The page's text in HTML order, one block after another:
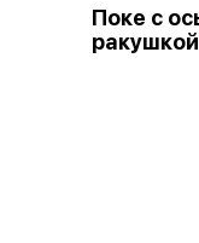
Поке с
ракушкой